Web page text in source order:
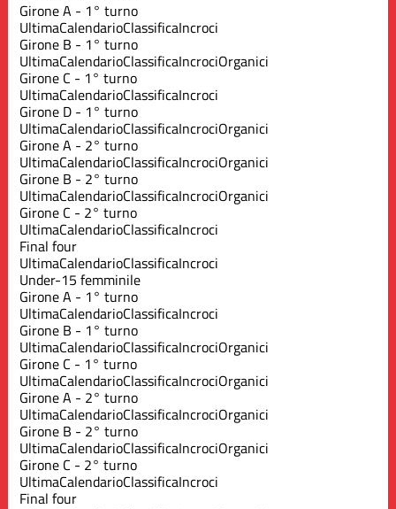
Girone A - 1° turno
UltimaCalendarioClassificaIncroci
Girone B - 1° turno
UltimaCalendarioClassificaIncrociOrganici
Girone C - 1° turno
UltimaCalendarioClassificaIncroci
Girone D - 1° turno
UltimaCalendarioClassificaIncrociOrganici
Girone A - 2° turno
UltimaCalendarioClassificaIncrociOrganici
Girone B - 2° turno
UltimaCalendarioClassificaIncrociOrganici
Girone C - 2° turno
UltimaCalendarioClassificaIncroci
Final four
UltimaCalendarioClassificaIncroci
Under-15 femminile
Girone A - 1° turno
UltimaCalendarioClassificaIncroci
Girone B - 1° turno
UltimaCalendarioClassificaIncrociOrganici
Girone C - 1° turno
UltimaCalendarioClassificaIncrociOrganici
Girone A - 2° turno
UltimaCalendarioClassificaIncrociOrganici
Girone B - 2° turno
UltimaCalendarioClassificaIncrociOrganici
Girone C - 2° turno
UltimaCalendarioClassificaIncroci
Final four